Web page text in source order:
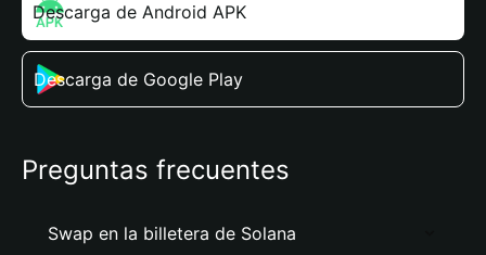
Descarga de Android APK
Descarga de Google Play
Preguntas frecuentes
Swap en la billetera de Solana